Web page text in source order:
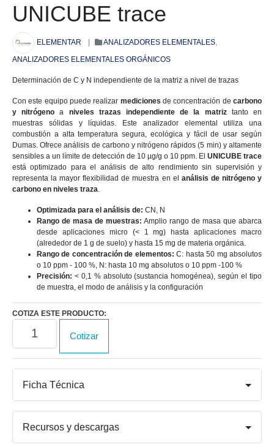
UNICUBE trace
ELEMENTAR ANALIZADORES ELEMENTALES,
ANALIZADORES ELEMENTALES ORGÁNICOS
Determinación de C y N independiente de la matriz a nivel de trazas
Con este equipo puede realizar mediciones de concentración decarbono
y nitrógeno a niveles trazas independiente de la matriztanto en
muestras sólidas y líquidas. Este analizador elemental utiliza una
combustión a alta temperatura segura, ecológica y fácil de usar según
Dumas. Ofrece análisis de carbono y nitrógeno rápidos (5 min) y altamente
sensibles a un límite de detección de 10 µg/g o 10 ppm. El UNICUBE trace
está optimizado para el análisis de alto rendimiento sin supervisión y
representa la mayor flexibilidad de muestra en el análisis de nitrógeno y
carbono en niveles traza
Optimizada para el análisis de: CN, N
Rango de masa de muestras: Amplio rango de masa que abarca
desde aplicaciones micro (< 1 mg) hasta aplicaciones macro
(alrededor de 1 g de suelo) y hasta 15 mg de materia orgánica.
Rango de concentración de elementos: C: hasta 50 mg absolutos
o 10 ppm - 100 %, N: hasta 10 mg absolutos o 10 ppm -100 %
Precisión: < 0,1 % absoluto (sustancia homogénea), según el tipo
de muestra, el modo de análisis y la configuración
COTIZA ESTE PRODUCTO:
cantidad
Cotizar
Ficha Técnica
Recursos y descargas